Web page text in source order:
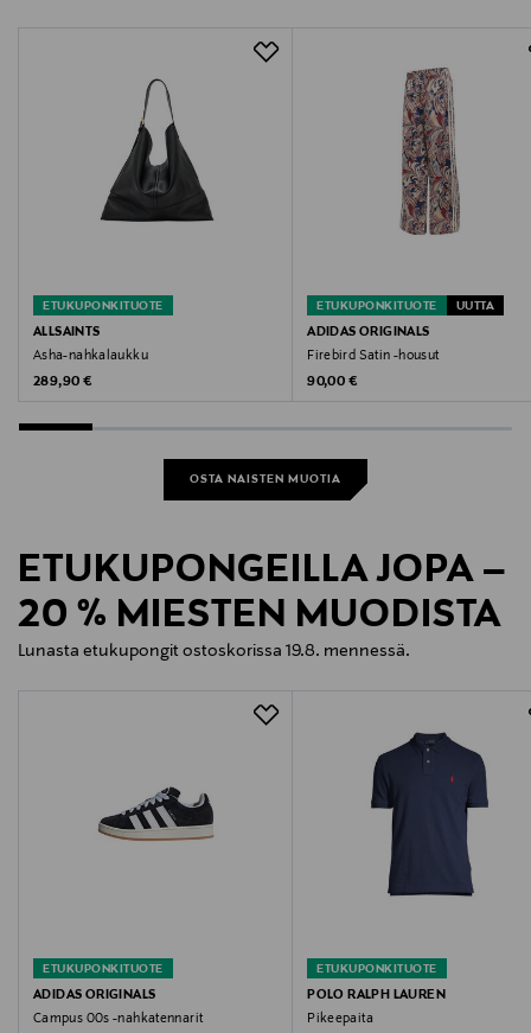
ETUKUPONKITUOTE
ALLSAINTS
Asha-nahkalaukku
Original Price
289,90 €
ETUKUPONKITUOTE UUTTA
ADIDAS ORIGINALS
Firebird Satin -housut
Original Price
90,00 €
OSTA NAISTEN MUOTIA
ETUKUPONGEILLA JOPA –
20 % MIESTEN MUODISTA
Lunasta etukupongit ostoskorissa 19.8. mennessä.
ETUKUPONKITUOTE
ADIDAS ORIGINALS
Campus 00s -nahkatennarit
ETUKUPONKITUOTE
POLO RALPH LAUREN
Pikeepaita